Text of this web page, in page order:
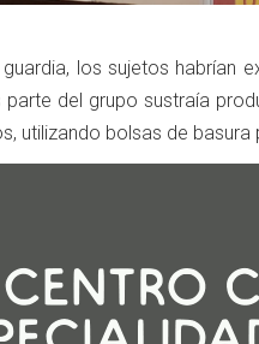
los sujetos habrían
parte del grupo sustraía
utilizando bolsas de basura